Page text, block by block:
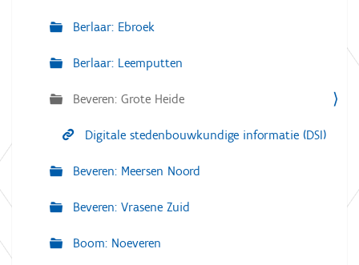
Berlaar: Ebroek
Berlaar: Leemputten
Beveren: Grote Heide
Digitale stedenbouwkundige informatie (DSI)
Beveren: Meersen Noord
Beveren: Vrasene Zuid
Boom: Noeveren